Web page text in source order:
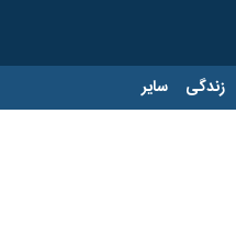
زندگی سایر